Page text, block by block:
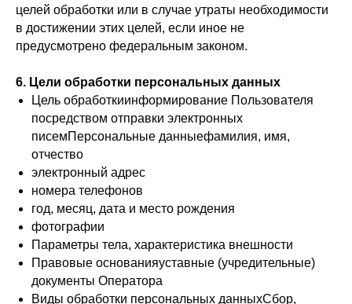
целей обработки или в случае утраты необходимости
в достижении этих целей, если иное не
предусмотрено федеральным законом.
6. Цели обработки персональных данных
Цель обработкиинформирование Пользователя
посредством отправки электронных
писемПерсональные данныефамилия, имя,
отчество
электронный адрес
номера телефонов
год, месяц, дата и место рождения
фотографии
Параметры тела, характеристика внешности
Правовые основанияуставные (учредительные)
документы Оператора
Виды обработки персональных данныхСбор,